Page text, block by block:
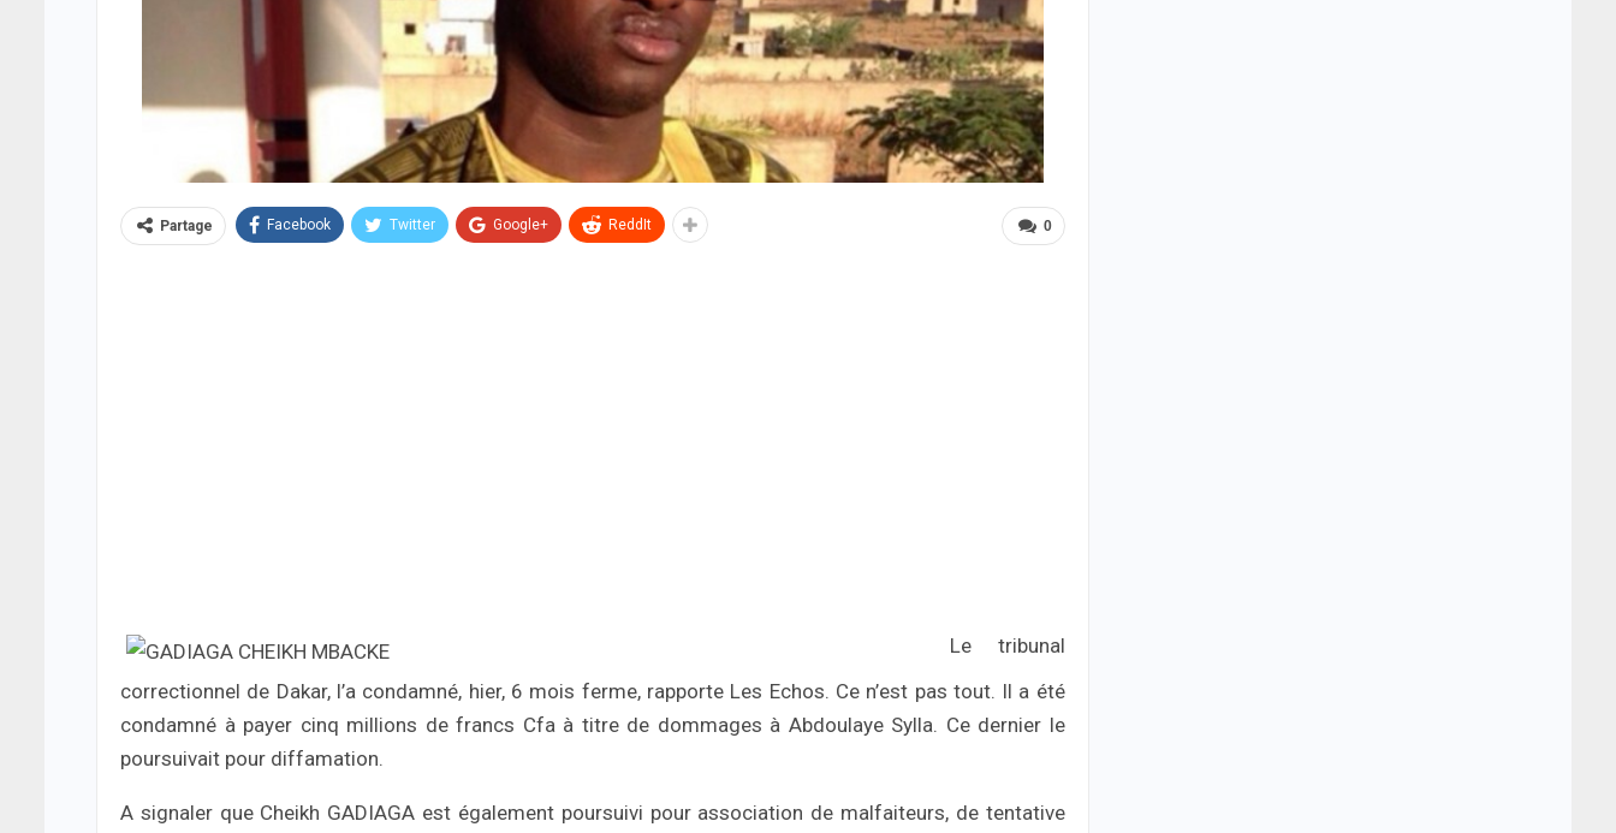
0
Partage Facebook Twitter Google+ ReddIt
Le tribunal
correctionnel de Dakar, l’a condamné, hier, 6 mois ferme, rapporte Les Echos. Ce n’est pas tout. Il a été
condamné à payer cinq millions de francs Cfa à titre de dommages à Abdoulaye Sylla. Ce dernier le
poursuivait pour diffamation.
A signaler que Cheikh GADIAGA est également poursuivi pour association de malfaiteurs, de tentative